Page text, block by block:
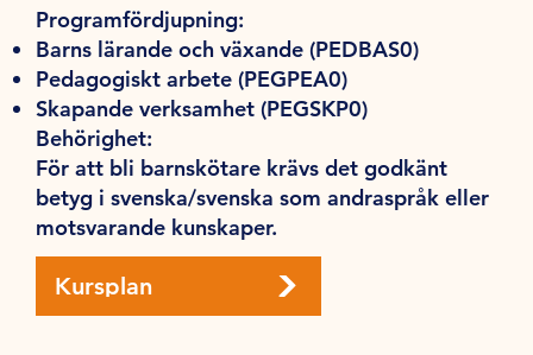
Programfördjupning:
Barns lärande och växande (PEDBAS0)
Pedagogiskt arbete (PEGPEA0)
Skapande verksamhet (PEGSKP0)
Behörighet:
För att bli barnskötare krävs det godkänt
betyg i svenska/svenska som andraspråk eller
motsvarande kunskaper.
Kursplan